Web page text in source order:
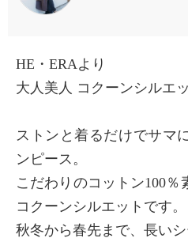
HE・ERAより
大人美人 コクーンシルエ
ストンと着るだけでサマ
ンピース。
こだわりのコットン100
コクーンシルエットです。
秋冬から春先まで、長いシ